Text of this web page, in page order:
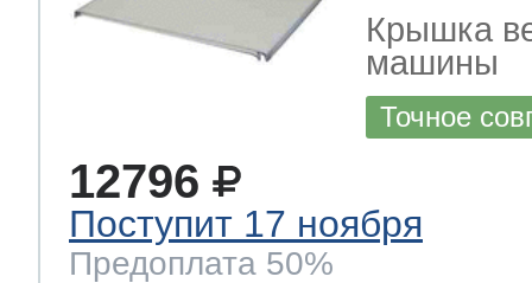
Крышка
машины
Точное
12796
Поступит 17 ноября
Предоплата 50%